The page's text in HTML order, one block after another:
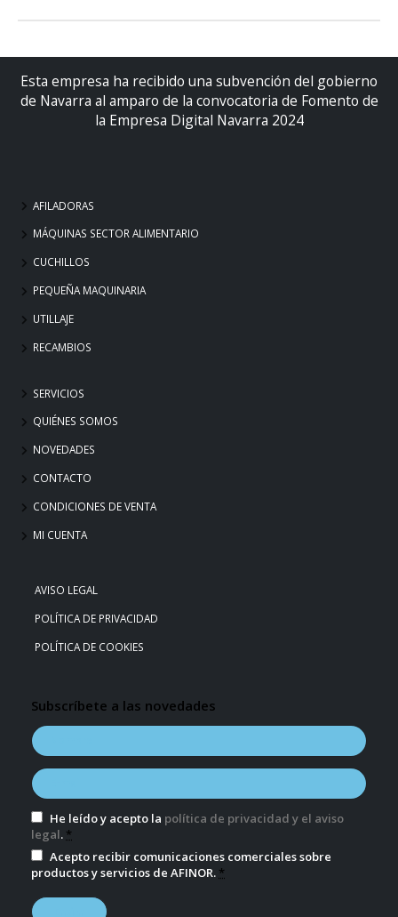
Esta empresa ha recibido una subvención del gobierno
de Navarra al amparo de la convocatoria de Fomento de
la Empresa Digital Navarra 2024
AFILADORAS
MÁQUINAS SECTOR ALIMENTARIO
CUCHILLOS
PEQUEÑA MAQUINARIA
UTILLAJE
RECAMBIOS
SERVICIOS
QUIÉNES SOMOS
NOVEDADES
CONTACTO
CONDICIONES DE VENTA
MI CUENTA
AVISO LEGAL
POLÍTICA DE PRIVACIDAD
POLÍTICA DE COOKIES
Subscríbete a las novedades
He leído y acepto la política de privacidad y el aviso
legal. *
Acepto recibir comunicaciones comerciales sobre
productos y servicios de AFINOR. *